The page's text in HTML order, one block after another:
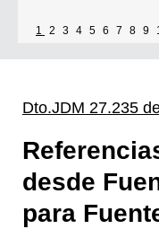
1 2 3 4 5 6 7 8 9
Dto.JDM 27.235
desde
para